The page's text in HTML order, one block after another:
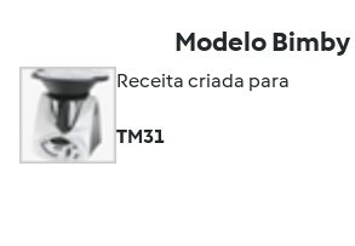
Modelo Bimby
Receita criada para
TM31